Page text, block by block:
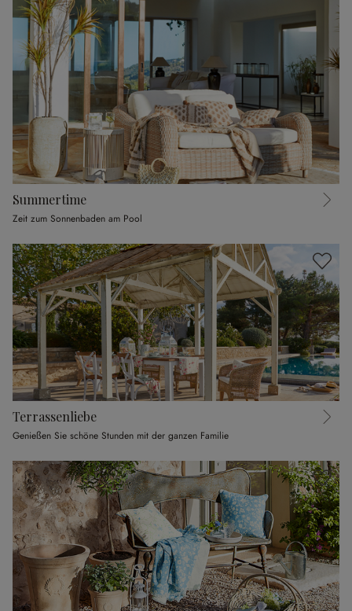
Summertime
Zeit zum Sonnenbaden am Pool
Terrassenliebe
Genießen Sie schöne Stunden mit der ganzen Familie